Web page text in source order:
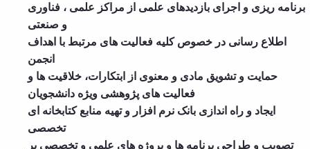
برنامه ریزی و اجرای بازدیدهای علمی از مراکز علمی ، فناوری
و صنعتی
اطلاع رسانی در خصوص کلیه فعالیت های مرتبط با اهداف
انجمن
حمایت و تشویق مادی و معنوی از ابتکارات، خلاقیت ها و
فعالیت های پژوهشی ویژه دانشجویان
ایجاد و راه اندازی بانک نرم افزار و تهیه منابع کتابخانه ای
تخصصی
تصویب و طراحی برنامه ها و پروژه های علمی و تخصصی بر